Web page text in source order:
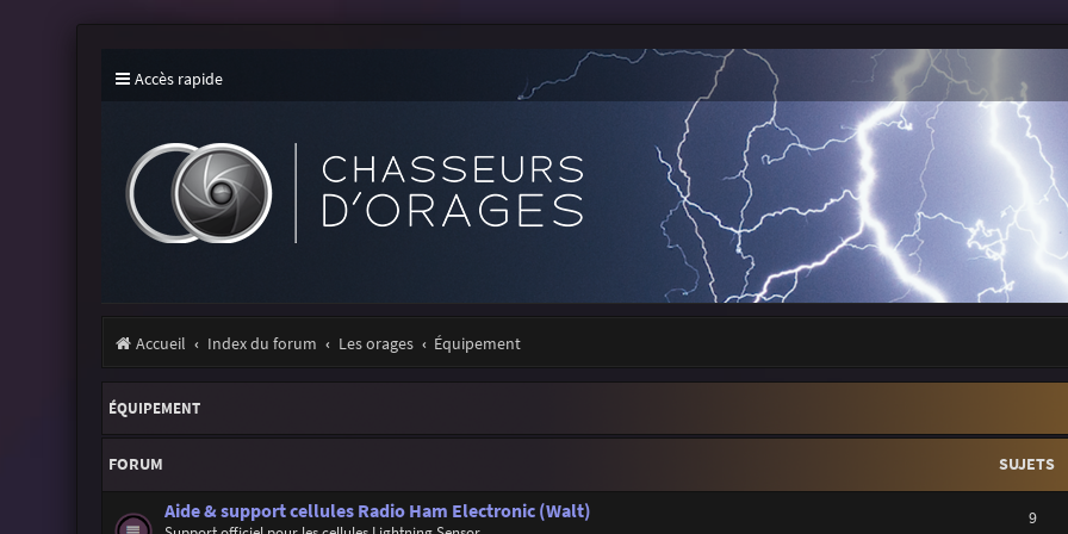
Accès rapide
Accueil Index du forum Les orages Équipement
ÉQUIPEMENT
FORUM SUJETS
Aide & support cellules Radio Ham Electronic (Walt) 9